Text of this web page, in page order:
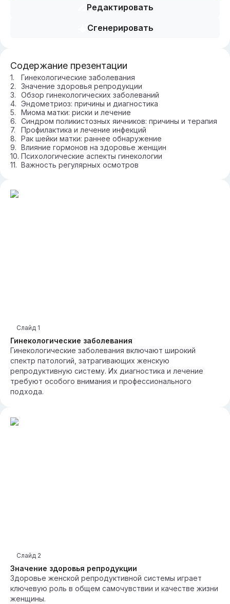
Редактировать
Сгенерировать
Содержание презентации
Гинекологические заболевания
Значение здоровья репродукции
Обзор гинекологических заболеваний
Эндометриоз: причины и диагностика
Миома матки: риски и лечение
Синдром поликистозных яичников: причины и терапия
Профилактика и лечение инфекций
Рак шейки матки: раннее обнаружение
Влияние гормонов на здоровье женщин
Психологические аспекты гинекологии
Важность регулярных осмотров
Гинекологические заболевания
Слайд 1
Гинекологические заболевания включают широкий
спектр патологий, затрагивающих женскую
репродуктивную систему. Их диагностика и лечение
требуют особого внимания и профессионального
подхода.
Значение здоровья репродукции
Слайд 2
Здоровье женской репродуктивной системы играет
ключевую роль в общем самочувствии и качестве жизни
женщины.